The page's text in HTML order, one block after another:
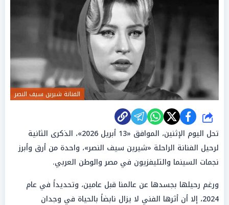
الفنانة شيرين سيف النصر
شارك
تحل اليوم الإثنين، الموافق «13 أبريل 2026»، الذكرى الثانية
لرحيل الفنانة الراحلة «شيرين سيف النصر»، واحدة من أرق وأبرز
نجمات السينما والتليفزيون في مصر والوطن العربي.
ورغم رحيلها بجسدها عن عالمنا قبل عامين، وتحديداً في عام
2024، إلا أن أثرها الفني لا يزال نابضاً بالحياة في وجدان